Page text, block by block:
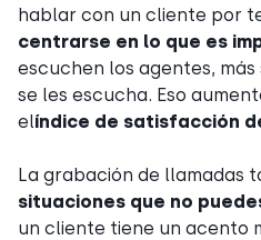
hablar con un cliente por
centrarse en lo que es
escuchen los agentes,
se les escucha. Eso
elíndice de satisfacción
La grabación de llamadas
situaciones que no
un cliente tiene un acento